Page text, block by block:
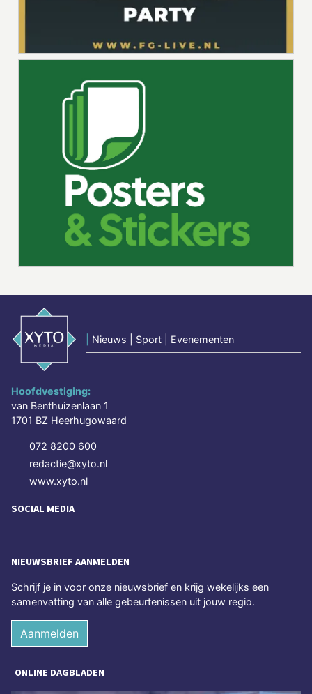
Nieuws | Sport | Evenementen
Hoofdvestiging:
van Benthuizenlaan 1
1701 BZ Heerhugowaard
072 8200 600
redactie@xyto.nl
www.xyto.nl
SOCIAL MEDIA
NIEUWSBRIEF AANMELDEN
Schrijf je in voor onze nieuwsbrief en krijg wekelijks een
samenvatting van alle gebeurtenissen uit jouw regio.
Aanmelden
ONLINE DAGBLADEN